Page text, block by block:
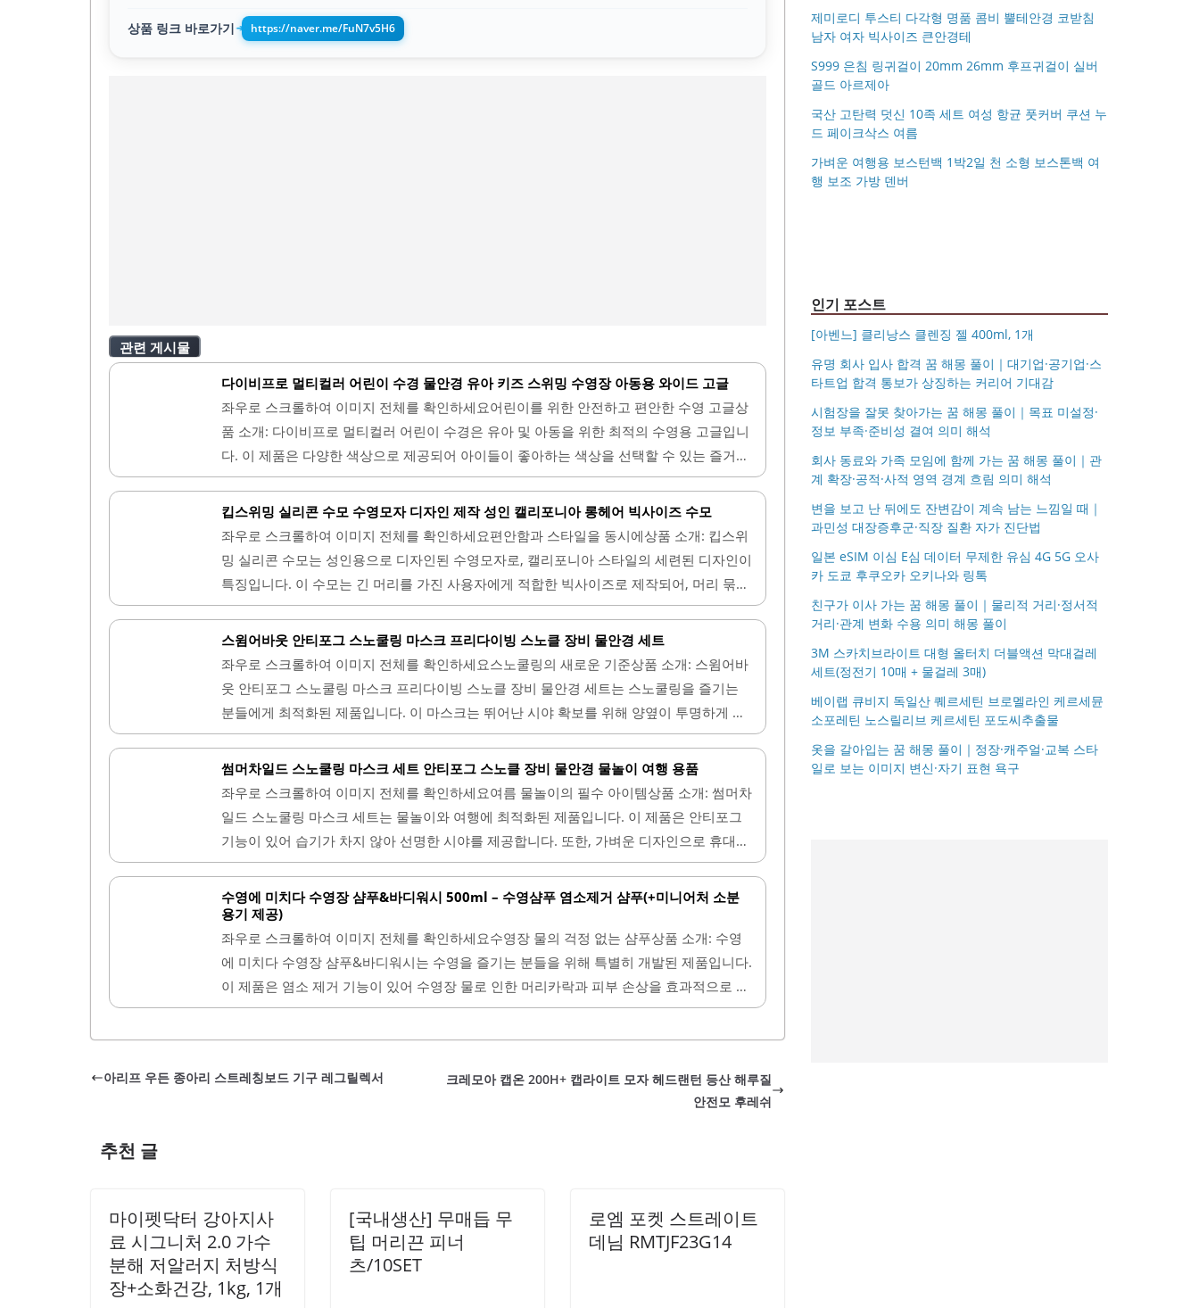
상품 링크 바로가기➔ https://naver.me/FuN7v5H6
관련 게시물
다이비프로 멀티컬러 어린이 수경 물안경 유아 키즈 스위밍 수영장 아동용 와이드 고글
좌우로 스크롤하여 이미지 전체를 확인하세요어린이를 위한 안전하고 편안한 수영 고글상
품 소개: 다이비프로 멀티컬러 어린이 수경은 유아 및 아동을 위한 최적의 수영용 고글입니
다. 이 제품은 다양한 색상으로 제공되어 아이들이 좋아하는 색상을 선택할 수 있는 즐거움
을 제공합니다. 고글의 재질은 부드럽고 편안하여 아이의 얼굴에 잘 밀착되며, 물이 새지
않도록 설계되어 있습니다.또한, 조절 가능한 스트랩이 있어 아이의 머리 크기에 맞게 쉽게
조절할 수 있습니다. 후크형 버클이 적용되어 있어 착용과 탈착이 간편합니다. 이 수경은
넓은 시야를 제공하여 수영 중에도 시각적인 편안함을 보장합니다.또한, 물빠짐이 가능한
보관 케이스가 포함되어 있어 사용 후 보관이 용이합니다. 고글의 디자인은 아이들이 좋아
킵스위밍 실리콘 수모 수영모자 디자인 제작 성인 캘리포니아 롱헤어 빅사이즈 수모
좌우로 스크롤하여 이미지 전체를 확인하세요편안함과 스타일을 동시에상품 소개: 킵스위
밍 실리콘 수모는 성인용으로 디자인된 수영모자로, 캘리포니아 스타일의 세련된 디자인이
특징입니다. 이 수모는 긴 머리를 가진 사용자에게 적합한 빅사이즈로 제작되어, 머리 묶음
을 편리하게 수용할 수 있는 넉넉한 공간을 제공합니다. 실리콘 소재로 만들어져 유연성이
뛰어나며, 착용 시 편안함을 느낄 수 있습니다.수모의 겉면은 부드러운 질감으로, 일반적인
실리콘 수모에서 느낄 수 있는 답답함이 적습니다. 또한, 수영 중에도 벗겨지지 않도록 안
정적으로 고정되어 사용자의 편리함을 더합니다. 이 제품은 다양한 수영복과 잘 어울리는
깔끔한 화이트 색상으로, 캘리포니아라는 글자가 또렷하게 새겨져 있어 시각적으로도 매력
니다. 배송이 신속하게 이루어지며, 포장..
스윔어바웃 안티포그 스노쿨링 마스크 프리다이빙 스노클 장비 물안경 세트
좌우로 스크롤하여 이미지 전체를 확인하세요스노쿨링의 새로운 기준상품 소개: 스윔어바
웃 안티포그 스노쿨링 마스크 프리다이빙 스노클 장비 물안경 세트는 스노쿨링을 즐기는
분들에게 최적화된 제품입니다. 이 마스크는 뛰어난 시야 확보를 위해 양옆이 투명하게 설
계되어 있어, 물속에서의 시각적 경험을 극대화합니다. 또한, 안티포그 기능이 탑재되어 있
어 김서림 없이 선명한 시야를 유지할 수 있습니다.제품은 편안한 착용감을 제공하는 부드
러운 실리콘 소재로 제작되어, 장시간 사용에도 불편함이 없습니다. 물이 들어오는 것을 효
과적으로 방지하여, 스노쿨링 중에도 안정감을 느낄 수 있습니다. 마스크의 디자인은 일체
형으로 되어 있어, 숨쉬기가 용이하며, 편리한 사용성을 자랑합니다.보관용 가방이 함께 제
합하여, 위생적인 측면에서도 우수합니다. 다양한 여행지에서..
썸머차일드 스노쿨링 마스크 세트 안티포그 스노클 장비 물안경 물놀이 여행 용품
좌우로 스크롤하여 이미지 전체를 확인하세요여름 물놀이의 필수 아이템상품 소개: 썸머차
일드 스노쿨링 마스크 세트는 물놀이와 여행에 최적화된 제품입니다. 이 제품은 안티포그
기능이 있어 습기가 차지 않아 선명한 시야를 제공합니다. 또한, 가벼운 디자인으로 휴대가
용이하여 여행 시 편리하게 사용할 수 있습니다.다양한 색상 옵션이 있어 개인의 취향에 맞
게 선택할 수 있습니다. 마스크는 얼굴에 잘 밀착되어 물이 들어오는 것을 방지하며, 편안
한 착용감을 제공합니다. 스노클링 장비는 분리형으로 설계되어 세척과 보관이 용이합니
다.이 제품은 물속에서의 활동을 보다 안전하고 즐겁게 만들어 줍니다. 사용 후 관리가 간
편하여 여행 후에도 손쉽게 유지할 수 있습니다. 스노쿨링을 처음 시도하는 분들도 안심하
고 사용할 수 있도록 설계되었습니다.썸머차일드 스노쿨링 마스크 세트는 여행의 즐거움을
더해 줄..
수영에 미치다 수영장 샴푸&바디워시 500ml – 수영샴푸 염소제거 샴푸(+미니어처 소분
용기 제공)
좌우로 스크롤하여 이미지 전체를 확인하세요수영장 물의 걱정 없는 샴푸상품 소개: 수영
에 미치다 수영장 샴푸&바디워시는 수영을 즐기는 분들을 위해 특별히 개발된 제품입니다.
이 제품은 염소 제거 기능이 있어 수영장 물로 인한 머리카락과 피부 손상을 효과적으로 방
지합니다. 500ml 용량으로 제공되어 넉넉하게 사용할 수 있으며, 미니어처 소분용기가 함
러운 사용감을 제공합니다. 민감한 피부를 가진 분들도 안심하고 사용할 수 있도록 자극이
적은 성분으로 제조되었습니다.향은 약간의 상쾌함을 주지만 강하지 않아 부담 없이 사용
아리프 우든 종아리 스트레칭보드 기구 레그릴렉서
크레모아 캡온 200H+ 캡라이트 모자 헤드랜턴 등산 해루질
안전모 후레쉬
추천 글
마이펫닥터 강아지사
료 시그니처 2.0 가수
분해 저알러지 처방식
장+소화건강, 1kg, 1개
[국내생산] 무매듭 무
팁 머리끈 피너
츠/10SET
로엠 포켓 스트레이트
데님 RMTJF23G14
제미로디 투스티 다각형 명품 콤비 뿔테안경 코받침
남자 여자 빅사이즈 큰안경테
S999 은침 링귀걸이 20mm 26mm 후프귀걸이 실버
골드 아르제아
국산 고탄력 덧신 10족 세트 여성 항균 풋커버 쿠션 누
드 페이크삭스 여름
가벼운 여행용 보스턴백 1박2일 천 소형 보스톤백 여
행 보조 가방 덴버
아키베리 몽프레 파우치
인기 포스트
[아벤느] 클리낭스 클렌징 젤 400ml, 1개
유명 회사 입사 합격 꿈 해몽 풀이｜대기업·공기업·스
타트업 합격 통보가 상징하는 커리어 기대감
시험장을 잘못 찾아가는 꿈 해몽 풀이｜목표 미설정·
정보 부족·준비성 결여 의미 해석
회사 동료와 가족 모임에 함께 가는 꿈 해몽 풀이｜관
계 확장·공적·사적 영역 경계 흐림 의미 해석
변을 보고 난 뒤에도 잔변감이 계속 남는 느낌일 때｜
과민성 대장증후군·직장 질환 자가 진단법
일본 eSIM 이심 E심 데이터 무제한 유심 4G 5G 오사
카 도쿄 후쿠오카 오키나와 링톡
친구가 이사 가는 꿈 해몽 풀이｜물리적 거리·정서적
거리·관계 변화 수용 의미 해몽 풀이
3M 스카치브라이트 대형 올터치 더블액션 막대걸레
세트(정전기 10매 + 물걸레 3매)
베이랩 큐비지 독일산 퀘르세틴 브로멜라인 케르세뮨
소포레틴 노스릴리브 케르세틴 포도씨추출물
옷을 갈아입는 꿈 해몽 풀이｜정장·캐주얼·교복 스타
일로 보는 이미지 변신·자기 표현 욕구